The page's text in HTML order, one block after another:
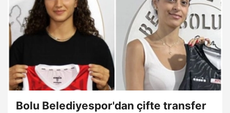
Bolu Belediyespor'dan çifte transfer